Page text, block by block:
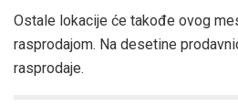
Ostale lokacije će takođe ovog
rasprodajom. Na desetine
rasprodaje.